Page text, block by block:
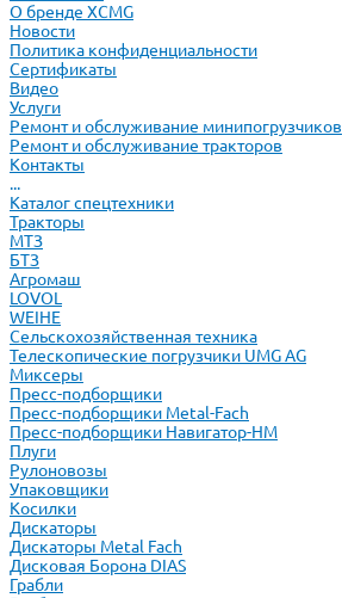
О бренде XCMG
Новости
Политика конфиденциальности
Сертификаты
Видео
Услуги
Ремонт и обслуживание минипогрузчиков
Ремонт и обслуживание тракторов
Контакты
...
Каталог спецтехники
Тракторы
МТЗ
БТЗ
Агромаш
LOVOL
WEIHE
Сельскохозяйственная техника
Телескопические погрузчики UMG AG
Миксеры
Пресс-подборщики
Пресс-подборщики Metal-Fach
Пресс-подборщики Навигатор-НМ
Плуги
Рулоновозы
Упаковщики
Косилки
Дискаторы
Дискаторы Metal Fach
Дисковая Борона DIAS
Грабли